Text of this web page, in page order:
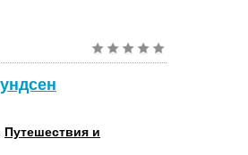
Путешествия и